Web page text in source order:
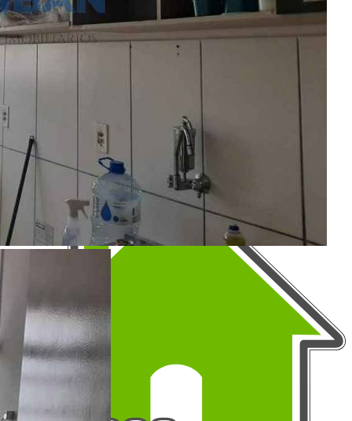
Sobre o Portal
Anuncie seu Imóvel
Mapa do Site
Portais Parceiros